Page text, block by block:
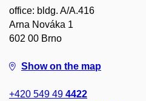
office: bldg. A/A.416
Arna Nováka 1
602 00 Brno
Show on the map
+420 549 49 4422